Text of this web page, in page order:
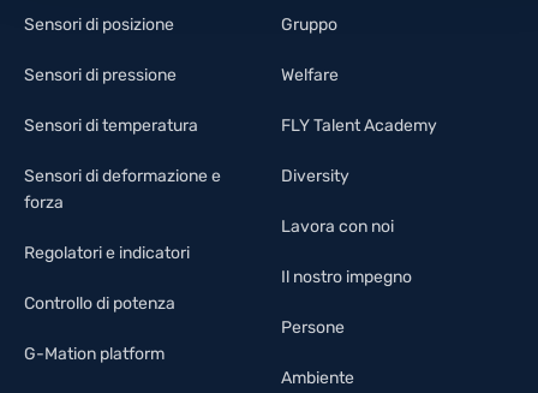
Sensori di posizione
Sensori di pressione
Sensori di temperatura
Sensori di deformazione e
forza
Regolatori e indicatori
Controllo di potenza
G-Mation platform
Gruppo
Welfare
FLY Talent Academy
Diversity
Lavora con noi
Il nostro impegno
Persone
Ambiente